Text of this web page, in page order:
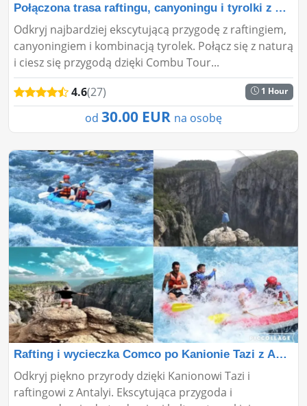
Połączona trasa raftingu, canyoningu i tyrolki z Ant
Odkryj najbardziej ekscytującą przygodę z raftingiem,
canyoningiem i kombinacją tyrolek. Połącz się z naturą
i ciesz się przygodą dzięki Combu Tour...
4.6(27) 1 Hour
od 30.00 EUR na osobę
Rafting i wycieczka Comco po Kanionie Tazi z Antalyi�
Odkryj piękno przyrody dzięki Kanionowi Tazi i
raftingowi z Antalyi. Ekscytująca przygoda i